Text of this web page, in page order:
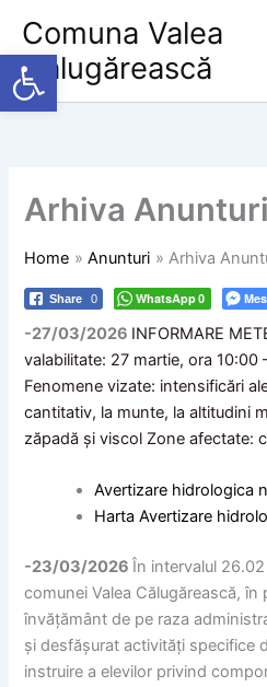
Deschide bara de unelte
content
Comuna Valea
Călugărească
Arhiva Anunturi
Home Anunturi Arhiva
Share 0 WhatsApp 0
-27/03/2026 INFORMARE
valabilitate: 27 martie, ora 10:00
Fenomene vizate: intensificări
cantitativ, la munte, la altitudini
zăpadă și viscol Zone afectate:
Avertizare hidrologica
Harta Avertizare
-23/03/2026În intervalul
comunei Valea Călugărească,
învățământ de pe raza
și desfășurat activități specifice
instruire a elevilor privind